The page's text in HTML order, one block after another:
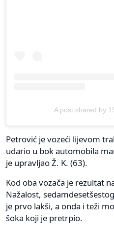
A post shared by
Petrović je vozeći lijevom
udario u bok automobila
je upravljao Ž. K. (63).
Kod oba vozača je rezultat
Nažalost,
je prvo lakši, a onda i teži
šoka koji je pretrpio.